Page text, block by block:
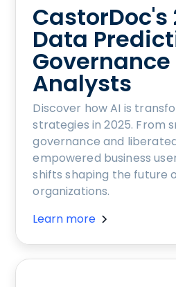
CastorDoc's
Data
Analysts
Discover how AI is
strategies in 2025. From
governance and
empowered business
shifts shaping the future
organizations.
Learn more